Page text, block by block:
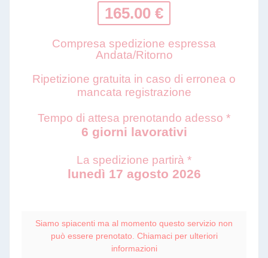
165.00 €
Compresa spedizione espressa
Andata/Ritorno
Ripetizione gratuita in caso di erronea o
mancata registrazione
Tempo di attesa prenotando adesso *
6 giorni lavorativi
La spedizione partirà *
lunedì 17 agosto 2026
Siamo spiacenti ma al momento questo servizio non
può essere prenotato. Chiamaci per ulteriori
informazioni